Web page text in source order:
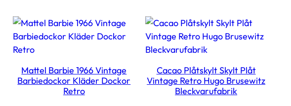
Mattel Barbie 1966 Vintage
Barbiedockor Kläder Dockor
Retro
Cacao Plåtskylt Skylt Plåt
Vintage Retro Hugo Brusewitz
Bleckvarufabrik